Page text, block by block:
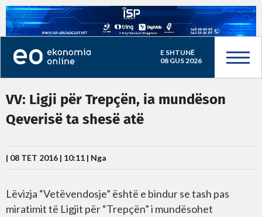
E SHTUNË
08 GUS 2026
VV: Ligji për Trepçën, ia mundëson
Qeverisë ta shesë atë
| 08 TET 2016 | 10:11 | Nga
Lëvizja “Vetëvendosje” është e bindur se tash pas
miratimit të Ligjit për “Trepçën” i mundësohet